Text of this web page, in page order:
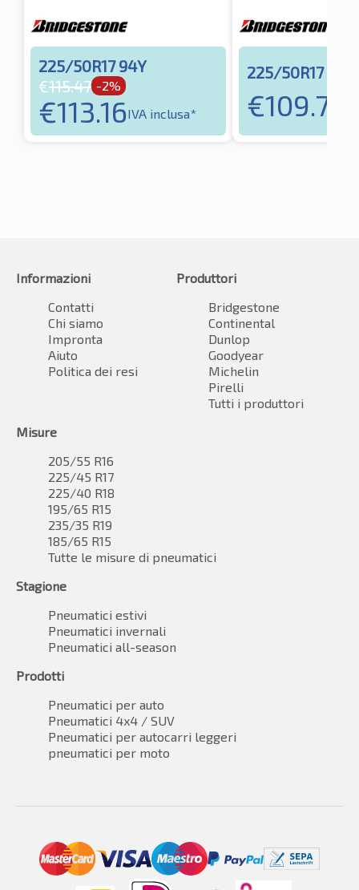
225/50R17 94Y
€115.47 -2%
€113.16IVA inclusa*
225/50R17 98Y
€109.73
Informazioni
Contatti
Chi siamo
Impronta
Aiuto
Politica dei resi
Produttori
Bridgestone
Continental
Dunlop
Goodyear
Michelin
Pirelli
Tutti i produttori
Misure
205/55 R16
225/45 R17
225/40 R18
195/65 R15
235/35 R19
185/65 R15
Tutte le misure di pneumatici
Stagione
Pneumatici estivi
Pneumatici invernali
Pneumatici all-season
Prodotti
Pneumatici per auto
Pneumatici 4x4 / SUV
Pneumatici per autocarri leggeri
pneumatici per moto